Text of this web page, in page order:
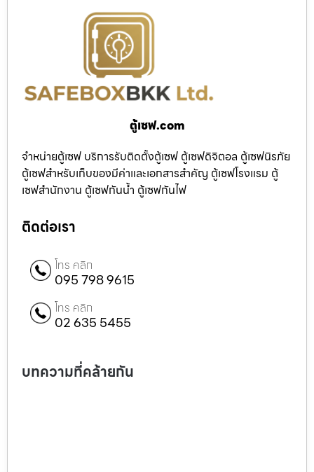
ตู้เซฟ.com
จำหน่ายตู้เซฟ บริการรับติดตั้งตู้เซฟ ตู้เซฟดิจิตอล ตู้เซฟนิรภัย
ตู้เซฟสำหรับเก็บของมีค่าและเอกสารสำคัญ ตู้เซฟโรงแรม ตู้
เซฟสำนักงาน ตู้เซฟกันน้ำ ตู้เซฟกันไฟ
ติดต่อเรา
โทร คลิก
095 798 9615
โทร คลิก
02 635 5455
บทความที่คล้ายกัน